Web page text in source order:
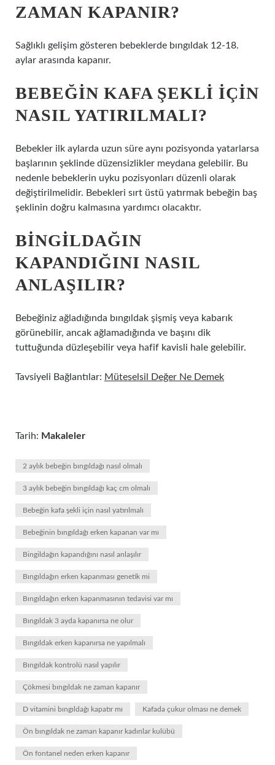
ZAMAN KAPANIR?
Sağlıklı gelişim gösteren bebeklerde bıngıldak 12-18.
aylar arasında kapanır.
BEBEĞIN KAFA ŞEKLI IÇIN
NASIL YATIRILMALI?
Bebekler ilk aylarda uzun süre aynı pozisyonda yatarlarsa
başlarının şeklinde düzensizlikler meydana gelebilir. Bu
nedenle bebeklerin uyku pozisyonları düzenli olarak
değiştirilmelidir. Bebekleri sırt üstü yatırmak bebeğin baş
şeklinin doğru kalmasına yardımcı olacaktır.
BINGILDAĞIN
KAPANDIĞINI NASIL
ANLAŞILIR?
Bebeğiniz ağladığında bıngıldak şişmiş veya kabarık
görünebilir, ancak ağlamadığında ve başını dik
tuttuğunda düzleşebilir veya hafif kavisli hale gelebilir.
Tavsiyeli Bağlantılar: Müteselsil Değer Ne Demek
Tarih: Makaleler
2 aylık bebeğin bıngıldağı nasıl olmalı
3 aylık bebeğin bıngıldağı kaç cm olmalı
Bebeğin kafa şekli için nasıl yatırılmalı
Bebeğinin bıngıldağı erken kapanan var mı
Bingildağın kapandığını nasıl anlaşılır
Bıngıldağın erken kapanması genetik mi
Bıngıldağın erken kapanmasının tedavisi var mı
Bıngıldak 3 ayda kapanırsa ne olur
Bıngıldak erken kapanırsa ne yapılmalı
Bıngıldak kontrolü nasıl yapılır
Çökmesi bıngıldak ne zaman kapanır
D vitamini bıngıldağı kapatır mı Kafada çukur olması ne demek
Ön bıngıldak ne zaman kapanır kadınlar kulübü
Ön fontanel neden erken kapanır